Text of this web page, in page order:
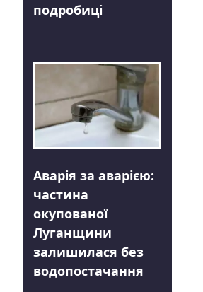
подробиці
Аварія за аварією:
частина
окупованої
Луганщини
залишилася без
водопостачання